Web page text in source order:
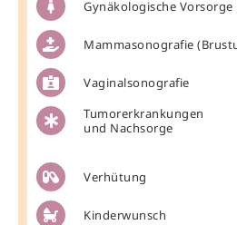
Gynäkologische
Mammasonografie
Vaginalsonografie
Tumorerkrankungen
und Nachsorge
Verhütung
Kinderwunsch